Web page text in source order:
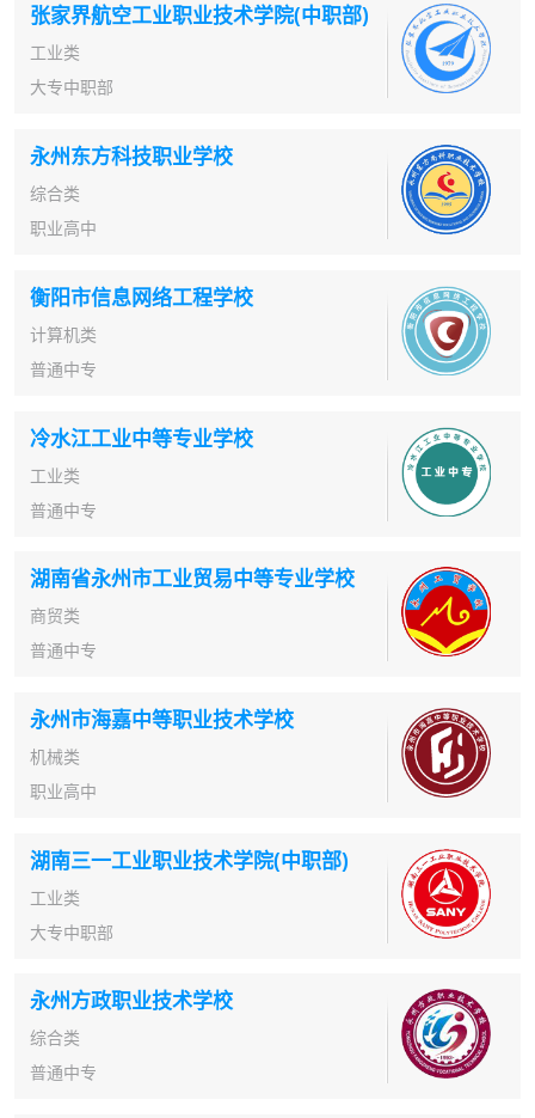
张家界航空工业职业技术学院(中职部)
工业类
大专中职部
永州东方科技职业学校
综合类
职业高中
衡阳市信息网络工程学校
计算机类
普通中专
冷水江工业中等专业学校
工业类
普通中专
湖南省永州市工业贸易中等专业学校
商贸类
普通中专
永州市海嘉中等职业技术学校
机械类
职业高中
湖南三一工业职业技术学院(中职部)
工业类
大专中职部
永州方政职业技术学校
综合类
普通中专